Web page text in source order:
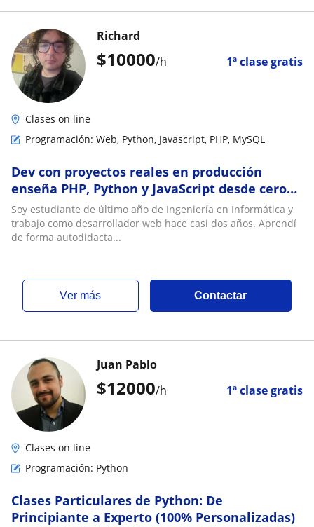
$10000/h 1ª clase gratis
Richard
Clases on line
Programación: Web, Python, Javascript, PHP, MySQL
Dev con proyectos reales en producción
enseña PHP, Python y JavaScript desde cero
en Punta Arenas
Soy estudiante de último año de Ingeniería en Informática y
trabajo como desarrollador web hace casi dos años. Aprendí
de forma autodidacta...
ver más Contactar
$12000/h 1ª clase gratis
Juan Pablo
Clases on line
Programación: Python
Clases Particulares de Python: De
Principiante a Experto (100% Personalizadas)